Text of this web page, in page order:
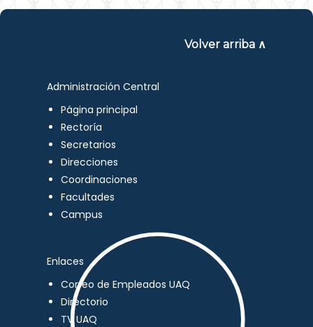
Volver arriba ∧
Administración Central
Página principal
Rectoría
Secretarios
Direcciones
Coordinaciones
Facultades
Campus
Enlaces
Correo de Empleados UAQ
Directorio
TV UAQ